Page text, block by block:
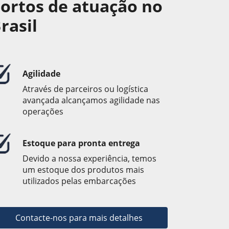
de atuação no
Agilidade
Através de parceiros ou logística
avançada alcançamos agilidade nas
operações
Estoque para pronta entrega
Devido a nossa experiência, temos
um estoque dos produtos mais
utilizados pelas embarcações
Contacte-nos para mais detalhes